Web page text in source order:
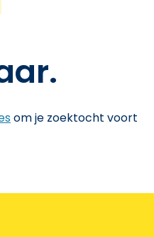
om je zoektocht voort